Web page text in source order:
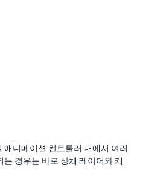
애니메이션 컨트롤러 내에서 여러
경우는 바로 상체 레이어와 캐